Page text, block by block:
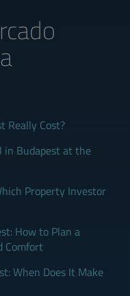
Really Cost?
in Budapest at the
Property Investor
How to Plan a
Comfort
When Does It Make